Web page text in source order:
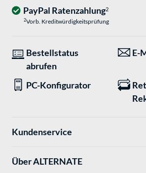
PayPal Ratenzahlung2
2Vorb. Kreditwürdigkeitsprüfung
Bestellstatus
abrufen
E-
PC-Konfigurator
Kundenservice
Über ALTERNATE